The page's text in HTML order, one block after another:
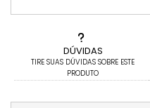
DÚVIDAS
TIRE SUAS DÚVIDAS SOBRE ESTE
PRODUTO
6x com juros de R$ 186,91